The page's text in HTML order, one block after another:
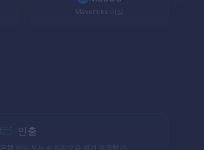
Mavericks 이상
인출
은행 카드 또는 e-지갑으로 쉽게 송금하기.